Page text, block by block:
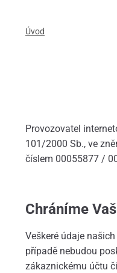
Úvod
Provozovatel
101/2000 Sb., ve
číslem 00055877 /
Chráníme
Veškeré údaje
případě nebudou
zákaznickému účtu